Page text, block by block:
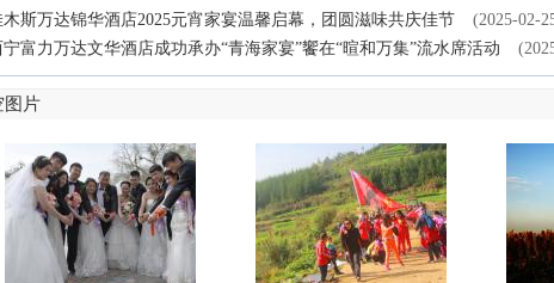
木斯万达锦华酒店2025元宵家宴温馨启幕，团圆滋味共庆佳节
(2025-02-
宁富力万达文华酒店成功承办“青海家宴”饗在“暄和万集”流水席活动
图片